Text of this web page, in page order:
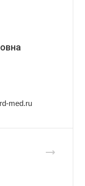
med.ru